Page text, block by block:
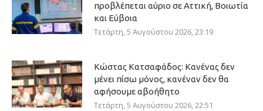
προβλέπεται αύριο σε Αττική, Βοιωτία
και Εύβοια
Τετάρτη, 5 Αυγούστου 2026, 23:19
Κώστας Κατσαφάδος: Κανένας δεν
μένει πίσω μόνος, κανέναν δεν θα
αφήσουμε αβοήθητο
Τετάρτη, 5 Αυγούστου 2026, 22:51